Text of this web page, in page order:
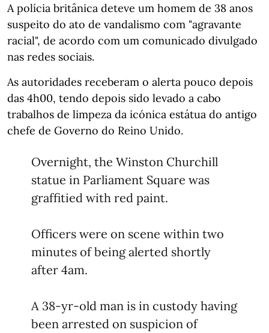
A polícia britânica deteve um homem de 38 anos
suspeito do ato de vandalismo com "agravante
racial", de acordo com um comunicado divulgado
nas redes sociais.
As autoridades receberam o alerta pouco depois
das 4h00, tendo depois sido levado a cabo
trabalhos de limpeza da icónica estátua do antigo
chefe de Governo do Reino Unido.
Overnight, the Winston Churchill
statue in Parliament Square was
graffitied with red paint.
Officers were on scene within two
minutes of being alerted shortly
after 4am.
A 38-yr-old man is in custody having
been arrested on suspicion of